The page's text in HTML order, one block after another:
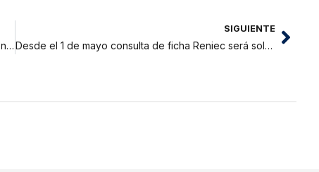
Despliegan 500 policías para brindar seguridad durante la estadía de futbolistas de Universitario de Deportes
SIGUIENTE
Desde el 1 de mayo consulta de ficha Reniec será solo con DNI electrónico